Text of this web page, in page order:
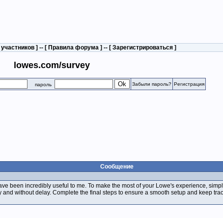
] -- [ Правила форума ] -- [ Зарегистрироваться ]
lowes.com/survey
пароль Забыли пароль? Регистрация
Сообщение
been incredibly useful to me. To make the most of your Lowe's experience,
without delay. Complete the final steps to ensure a smooth setup and keep